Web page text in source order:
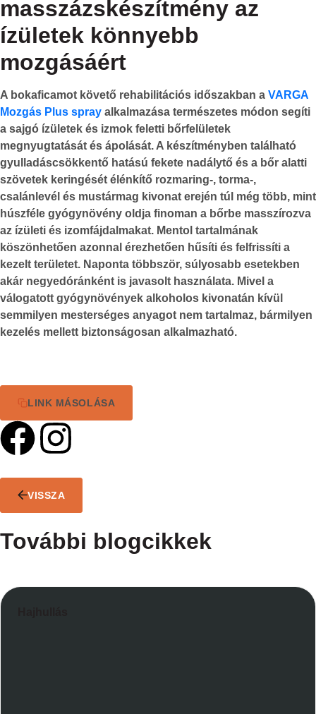
masszázskészítmény az
ízületek könnyebb
mozgásáért
A bokaficamot követő rehabilitációs időszakban a VARGA
Mozgás Plus spray alkalmazása természetes módon segíti
a sajgó ízületek és izmok feletti bőrfelületek
megnyugtatását és ápolását. A készítményben található
gyulladáscsökkentő hatású fekete nadálytő és a bőr alatti
szövetek keringését élénkítő rozmaring-, torma-,
csalánlevél és mustármag kivonat erején túl még több, mint
húszféle gyógynövény oldja finoman a bőrbe masszírozva
az ízületi és izomfájdalmakat. Mentol tartalmának
köszönhetően azonnal érezhetően hűsíti és felfrissíti a
kezelt területet. Naponta többször, súlyosabb esetekben
akár negyedóránként is javasolt használata. Mivel a
válogatott gyógynövények alkoholos kivonatán kívül
semmilyen mesterséges anyagot nem tartalmaz, bármilyen
kezelés mellett biztonságosan alkalmazható.
LINK MÁSOLÁSA
VISSZA
További blogcikkek